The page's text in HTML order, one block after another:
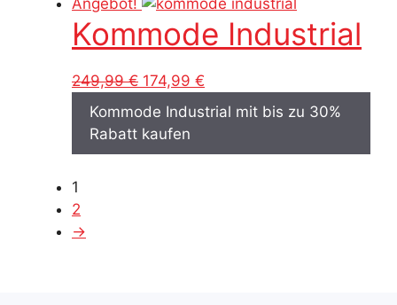
Kommode Industrial
249,99€ Ursprünglicher
Preis
war:
249,99 €
174,99 €
Preis
ist:
Kommode Industrial mit bis zu 30%
Rabatt kaufen
1
2
→